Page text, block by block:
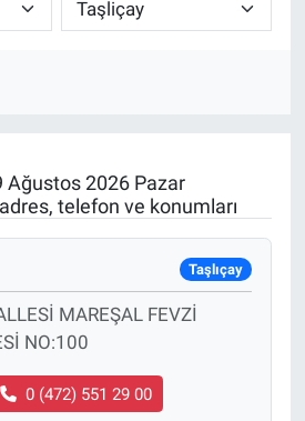
Ağustos 2026 Pazar
telefon ve konumları
Taşlıçay
MAREŞAL FEVZİ
NO:100
0 (472) 551 29 00